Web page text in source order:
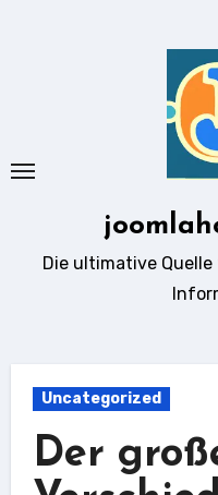
Die ultimative
Uncategorized
Der